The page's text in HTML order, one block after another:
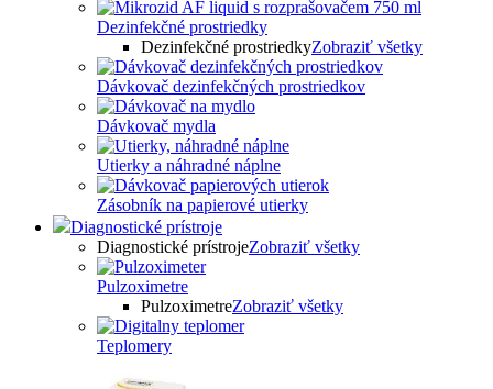
Dezinfekčné prostriedky
Dezinfekčné prostriedkyZobraziť všetky
Dávkovač dezinfekčných prostriedkov
Dávkovač mydla
Utierky a náhradné náplne
Zásobník na papierové utierky
Diagnostické prístroje
Diagnostické prístrojeZobraziť všetky
Pulzoximetre
PulzoximetreZobraziť všetky
Teplomery